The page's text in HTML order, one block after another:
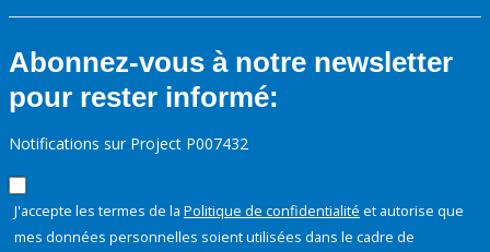
Abonnez-vous à notre newsletter
pour rester informé:
Notifications sur Project P007432
J'accepte les termes de la Politique de confidentialité et autorise que
mes données personnelles soient utilisées dans le cadre de